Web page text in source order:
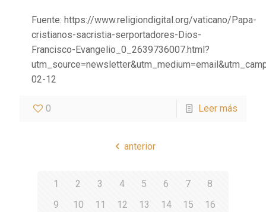
Fuente: https://www.religiondigital.org/vaticano/Papa-
cristianos-sacristia-serportadores-Dios-
Francisco-Evangelio_0_2639736007.html?
02-12
0 Leer más
anterior
1 2 3 4 5 6 7
8
9
10 11 12 13 14 15
16